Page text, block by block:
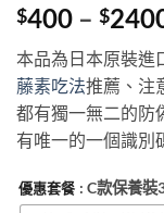
$400 – $
本品為日本原裝進
藤素吃法推薦、注
都有獨一無二的防
有唯一的一個識別
優惠套餐 : C款保養